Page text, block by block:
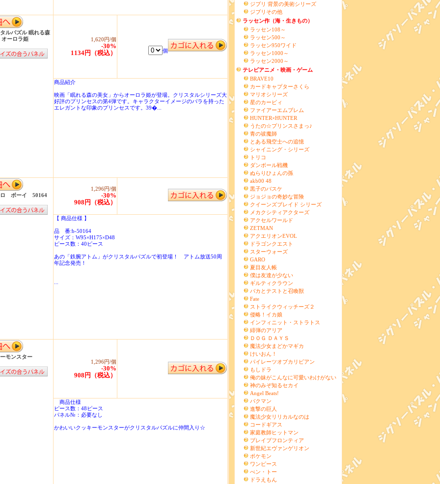
ルパズル 眠れる森
オーロラ姫
1,620円/個
-30%
1134円（税込）
個
商品紹介
映画「眠れる森の美女」からオーロラ姫が登場。クリスタルシリーズ大
好評のプリンセスの第4弾です。キャラクターイメージのバラを持った
エレガントな印象のプリンセスです。39�...
ロ ボーイ 50164
1,296円/個
-30%
908円（税込）
【 商品仕様 】
品 番:b-50164
サイズ：W95×H175×D48
ピース数：40ピース
あの「鉄腕アトム」がクリスタルパズルで初登場！ アトム放送50周
年記念発売！
モンスター
1,296円/個
-30%
908円（税込）
商品仕様
ピース数：48ピース
パネル№：必要なし
かわいいクッキーモンスターがクリスタルパズルに仲間入り☆
ジブリ 背景の美術シリーズ
ジブリその他
ラッセン作（海・生きもの）
ラッセン108～
ラッセン500～
ラッセン950ワイド
ラッセン1000～
ラッセン2000～
テレビアニメ・映画・ゲーム
BRAVE10
カードキャプターさくら
マリオシリーズ
星のカービィ
ファイアーエムブレム
HUNTER×HUNTER
うたの☆プリンスさまっ♪
青の祓魔師
とある飛空士への追憶
シャイニング・シリーズ
トリコ
ダンボール戦機
ぬらりひょんの孫
akb00 48
黒子のバスケ
ジョジョの奇妙な冒険
クイーンズブレイド シリーズ
メカクシティアクターズ
アクセルワールド
ZETMAN
アクエリオンEVOL
ドラゴンクエスト
スターウォーズ
GARO
夏目友人帳
僕は友達が少ない
ギルティクラウン
バカとテストと召喚獣
Fate
ストライクウィッチーズ２
侵略！イカ娘
インフィニット・ストラトス
緋弾のアリア
ＤＯＧ ＤＡＹＳ
魔法少女まどかマギカ
けいおん！
パイレーツオブカリビアン
もしドラ
俺の妹がこんなに可愛いわけがない
神のみぞ知るセカイ
Angel Beats!
バクマン
進撃の巨人
魔法少女リリカルなのは
コードギアス
家庭教師ヒットマン
ブレイブフロンティア
新世紀エヴァンゲリオン
ポケモン
ワンピース
べン・トー
ドラえもん